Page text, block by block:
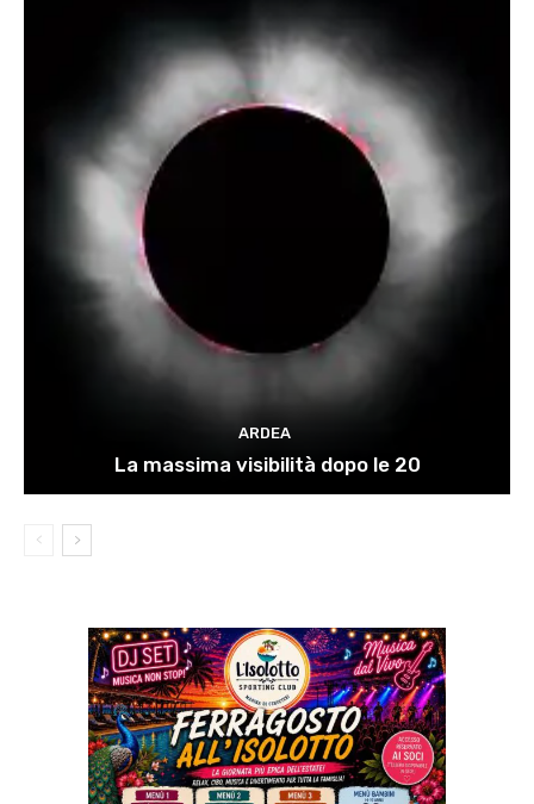
ARDEA
La massima visibilità dopo le 20